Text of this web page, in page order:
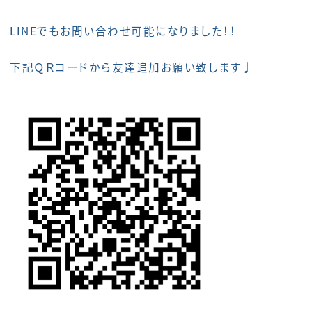
LINEでもお問い合わせ可能になりました！！
下記ＱＲコードから友達追加お願い致します♩